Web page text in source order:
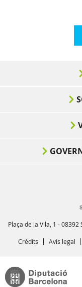
Plaça de la Vila, 1 -
Crèdits
Avís legal